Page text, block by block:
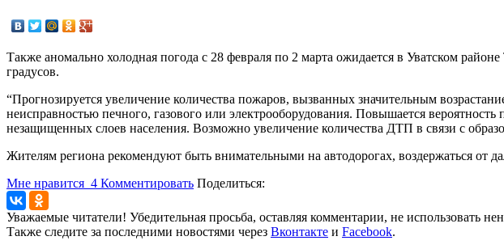
Также аномально холодная погода с 28 февраля по 2 марта ожидается в Уватском
градусов.
“Прогнозируется увеличение количества пожаров, вызванных значительным
неисправностью печного, газового или электрооборудования. Повышается
незащищенных слоев населения. Возможно увеличение количества ДТП в связи с
Жителям региона рекомендуют быть внимательными на автодорогах, воздержаться от
Мне нравится 4 Комментировать Поделиться:
Уважаемые читатели! Убедительная просьба, оставляя комментарии, не использовать
Также следите за последними новостями через Вконтакте и Facebook.